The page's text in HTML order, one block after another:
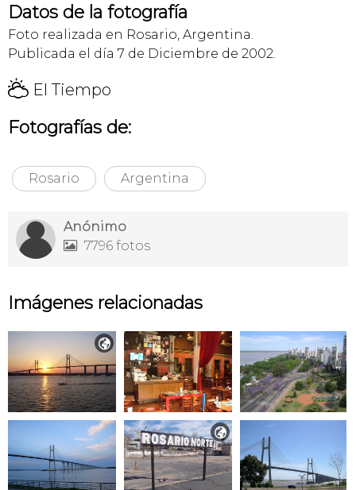
Datos de la fotografía
Foto realizada en Rosario, Argentina.
Publicada el día 7 de Diciembre de 2002.
H El Tiempo
Fotografías de:
Rosario Argentina
Anónimo
 7796 fotos
Imágenes relacionadas

